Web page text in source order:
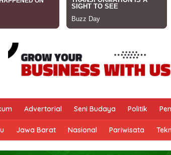
Advertorial Seni Budaya Politik
Jawa Barat Nasional Pariwisata